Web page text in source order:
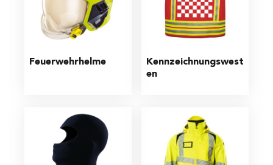
Feuerwehrhelme
Kennzeichnungswest
en